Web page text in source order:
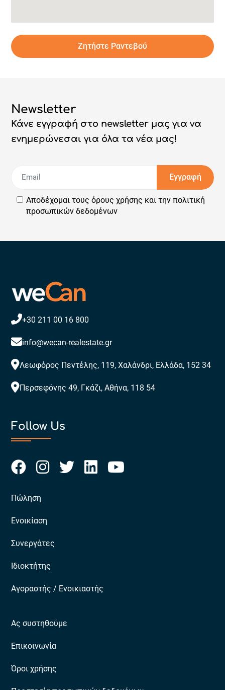
Ζητήστε Ραντεβού
Newsletter
Κάνε εγγραφή στο newsletter μας για να
ενημερώνεσαι για όλα τα νέα μας!
Εγγραφή
Αποδέχομαι τουςόρους χρήσης και τηνπολιτική
προσωπικών δεδομένων
+30 211 00 16 800
info@wecan-realestate.gr
Λεωφόρος Πεντέλης, 119, Χαλάνδρι, Ελλάδα, 152 34
Περσεφόνης 49, Γκάζι, Αθήνα, 118 54
Follow Us
Πώληση
Ενοικίαση
Συνεργάτες
Ιδιοκτήτης
Αγοραστής / Ενοικιαστής
Ας συστηθούμε
Επικοινωνία
Όροι χρήσης